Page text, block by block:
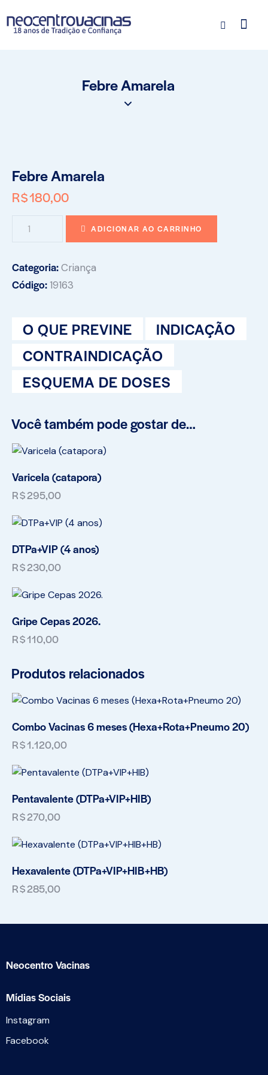
Febre Amarela
Febre Amarela
R$180,00
ADICIONAR AO CARRINHO
Categoria:Criança
Código:19163
O QUE PREVINE
INDICAÇÃO
CONTRAINDICAÇÃO
ESQUEMA DE DOSES
Você também pode gostar de…
Varicela (catapora)
R$295,00
DTPa+VIP (4 anos)
R$230,00
Gripe Cepas 2026.
R$110,00
Produtos relacionados
Combo Vacinas 6 meses (Hexa+Rota+Pneumo 20)
R$1.120,00
Pentavalente (DTPa+VIP+HIB)
R$270,00
Hexavalente (DTPa+VIP+HIB+HB)
R$285,00
Neocentro Vacinas
Mídias Sociais
Instagram
Facebook